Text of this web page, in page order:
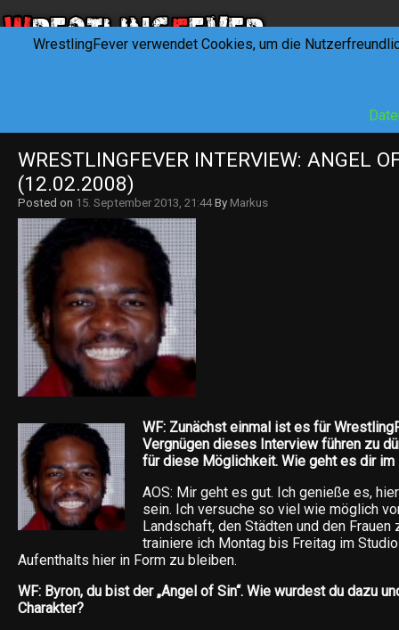
WRESTLINGFEVER INTERVIEW: ANGEL
(12.02.2008)
Posted on 15. September 2013, 21:44By Markus
WF: Zunächst einmal ist es für
Vergnügen dieses Interview führen zu
für diese Möglichkeit. Wie geht es dir im
AOS: Mir geht es gut. Ich genieße es,
sein. Ich versuche so viel wie möglich
Landschaft, den Städten und den Frauen
trainiere ich Montag bis Freitag im
Aufenthalts hier in Form zu bleiben.
WF: Byron, du bist der „Angel of Sin“. Wie wurdest du dazu
Charakter?
WrestlingFever verwendet Cookies, um die